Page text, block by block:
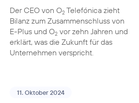
Der CEO von O2Telefónica zieht
Bilanz zum Zusammenschluss von
E-Plus und O2vor zehn Jahren und
erklärt, was die Zukunft für das
Unternehmen verspricht.
11. Oktober 2024